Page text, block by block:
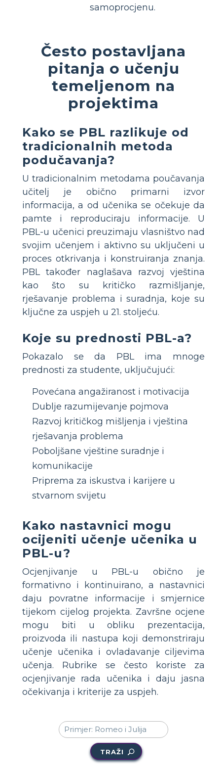
samoprocjenu.
Često postavljana
pitanja o učenju
temeljenom na
projektima
Kako se PBL razlikuje od
tradicionalnih metoda
podučavanja?
U tradicionalnim metodama poučavanja
učitelj je obično primarni izvor
informacija, a od učenika se očekuje da
pamte i reproduciraju informacije. U
PBL-u učenici preuzimaju vlasništvo nad
svojim učenjem i aktivno su uključeni u
proces otkrivanja i konstruiranja znanja.
PBL također naglašava razvoj vještina
kao što su kritičko razmišljanje,
rješavanje problema i suradnja, koje su
ključne za uspjeh u 21. stoljeću.
Koje su prednosti PBL-a?
Pokazalo se da PBL ima mnoge
prednosti za studente, uključujući:
Povećana angažiranost i motivacija
Dublje razumijevanje pojmova
Razvoj kritičkog mišljenja i vještina
rješavanja problema
Poboljšane vještine suradnje i
komunikacije
Priprema za iskustva i karijere u
stvarnom svijetu
Kako nastavnici mogu
ocijeniti učenje učenika u
PBL-u?
Ocjenjivanje u PBL-u obično je
formativno i kontinuirano, a nastavnici
daju povratne informacije i smjernice
tijekom cijelog projekta. Završne ocjene
mogu biti u obliku prezentacija,
proizvoda ili nastupa koji demonstriraju
učenje učenika i ovladavanje ciljevima
učenja. Rubrike se često koriste za
ocjenjivanje rada učenika i daju jasna
očekivanja i kriterije za uspjeh.
TRAŽI